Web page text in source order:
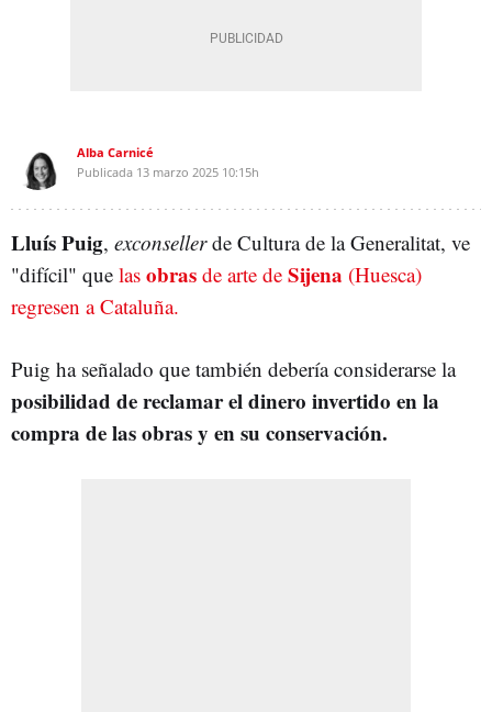
Alba Carnicé
Publicada 13 marzo 2025 10:15h
Lluís Puig, exconsellerde Cultura de la Generalitat, ve
"difícil" que las obras de arte de Sijena (Huesca)
regresen a Cataluña.
Puig ha señalado que también debería considerarse la
posibilidad de reclamar el dinero invertido en la
compra de las obras y en su conservación.